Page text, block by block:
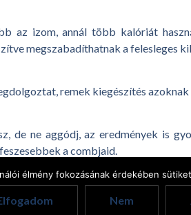
az izom, annál több kalóriát
megszabadíthatnak a felesleges
remek kiegészítés
de ne aggódj, az eredmények is
a combjaid.
élmény fokozásának érdekében
Nem